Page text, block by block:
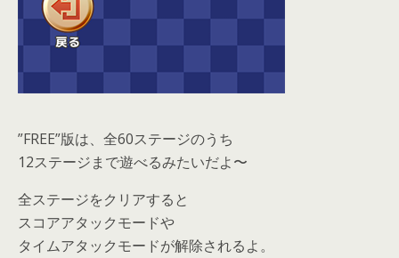
”FREE”版は、全60ステージのうち
12ステージまで遊べるみたいだよ〜
全ステージをクリアすると
スコアアタックモードや
タイムアタックモードが解除されるよ。